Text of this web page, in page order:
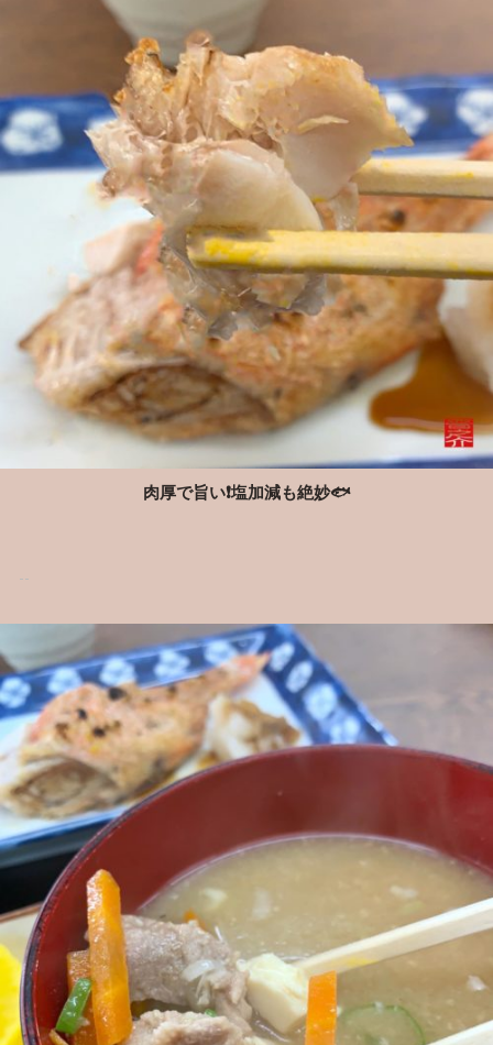
肉厚で旨い❗️塩加減も絶妙🐟